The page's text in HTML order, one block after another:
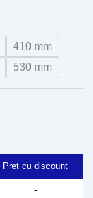
410 mm
530 mm
Preț cu discount
-